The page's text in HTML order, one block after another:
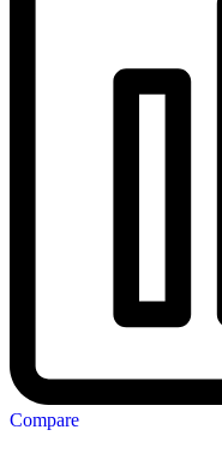
Compare